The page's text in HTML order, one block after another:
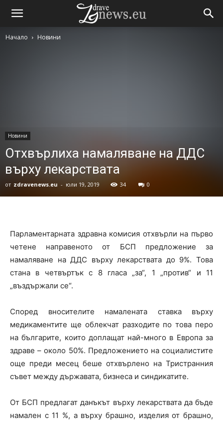
Начало Новини
Новини
Отхвърлиха намаляване на ДДС
върху лекарствата
от zdravenews.eu - юли 19, 2019 34 0
Парламентарната здравна комисия отхвърли на първо
четене направеното от БСП предложение за
намаляване на ДДС върху лекарствата до 9%. Това
стана в четвъртък с 8 гласа „за“, 1 „против“ и 11
„въздържали се“.
Според вносителите намалената ставка върху
медикаментите ще облекчат разходите по това перо
на българите, които доплащат най-много в Европа за
здраве – около 50%. Предложението на социалистите
още преди месец беше отхвърлено на Тристранния
съвет между държавата, бизнеса и синдикатите.
От БСП предлагат данъкът върху лекарствата да бъде
намален с 11 %, а върху брашно, изделия от брашно,